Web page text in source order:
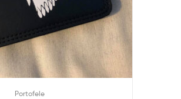
Portofele